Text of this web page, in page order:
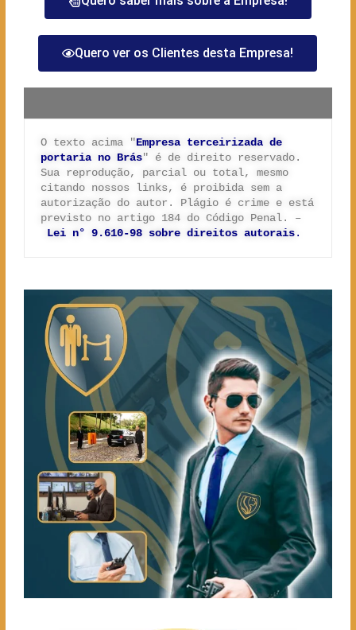
Quero ver os Clientes desta Empresa!
O texto acima "Empresa terceirizada de
portaria no Brás" é de direito reservado.
Sua reprodução, parcial ou total, mesmo
citando nossos links, é proibida sem a
autorização do autor. Plágio é crime e está
previsto no artigo 184 do Código Penal. –
Lei n° 9.610-98 sobre direitos autorais.